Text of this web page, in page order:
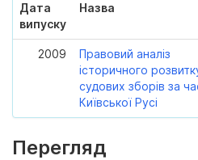
Дата
випуску
Назва
2009
Правовий аналіз
історичного
судових зборів за
Київської Русі
Перегляд